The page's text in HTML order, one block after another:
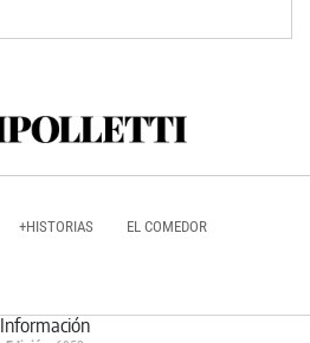
+HISTORIAS EL COMEDOR
Información